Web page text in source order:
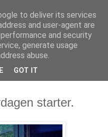
starter.
to deliver its services
and user-agent are
and security
generate usage
abuse.
GOT IT